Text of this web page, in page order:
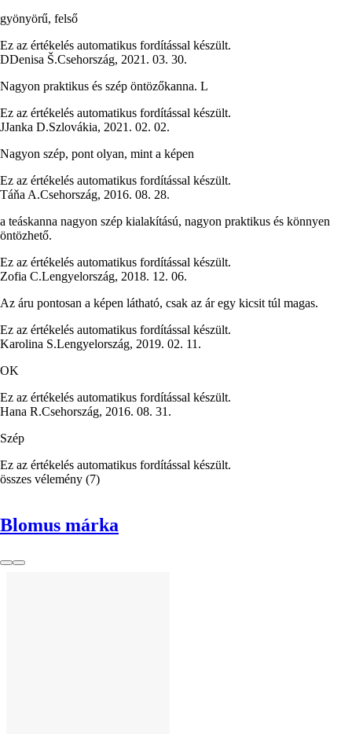
gyönyörű, felső
Ez az értékelés automatikus fordítással készült.
DDenisa Š.Csehország, 2021. 03. 30.
Nagyon praktikus és szép öntözőkanna. L
Ez az értékelés automatikus fordítással készült.
JJanka D.Szlovákia, 2021. 02. 02.
Nagyon szép, pont olyan, mint a képen
Ez az értékelés automatikus fordítással készült.
Táňa A.Csehország, 2016. 08. 28.
a teáskanna nagyon szép kialakítású, nagyon praktikus és könnyen
öntözhető.
Ez az értékelés automatikus fordítással készült.
Zofia C.Lengyelország, 2018. 12. 06.
Az áru pontosan a képen látható, csak az ár egy kicsit túl magas.
Ez az értékelés automatikus fordítással készült.
Karolina S.Lengyelország, 2019. 02. 11.
OK
Ez az értékelés automatikus fordítással készült.
Hana R.Csehország, 2016. 08. 31.
Szép
Ez az értékelés automatikus fordítással készült.
összes vélemény (7)
Blomus márka